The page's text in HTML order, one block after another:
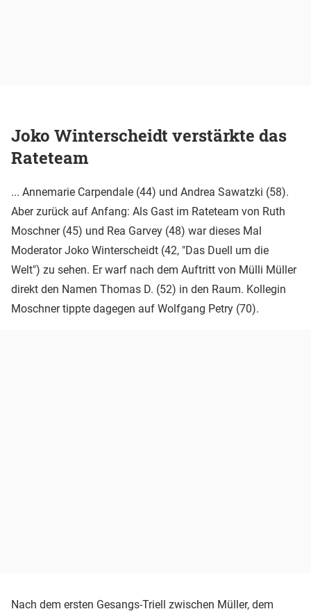
Joko Winterscheidt verstärkte das
Rateteam
... Annemarie Carpendale (44) und Andrea Sawatzki (58).
Aber zurück auf Anfang: Als Gast im Rateteam von Ruth
Moschner (45) und Rea Garvey (48) war dieses Mal
Moderator Joko Winterscheidt (42, "Das Duell um die
Welt") zu sehen. Er warf nach dem Auftritt von Mülli Müller
direkt den Namen Thomas D. (52) in den Raum. Kollegin
Moschner tippte dagegen auf Wolfgang Petry (70).
Nach dem ersten Gesangs-Triell zwischen Müller, dem